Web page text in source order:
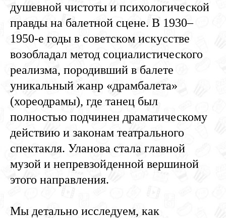
душевной чистоты и психологической
правды на балетной сцене. В 1930–
1950-е годы в советском искусстве
возобладал метод социалистического
реализма, породивший в балете
уникальный жанр «драмбалета»
(хореодрамы), где танец был
полностью подчинен драматическому
действию и законам театрального
спектакля. Уланова стала главной
музой и непревзойденной вершиной
этого направления.
Мы детально исследуем, как